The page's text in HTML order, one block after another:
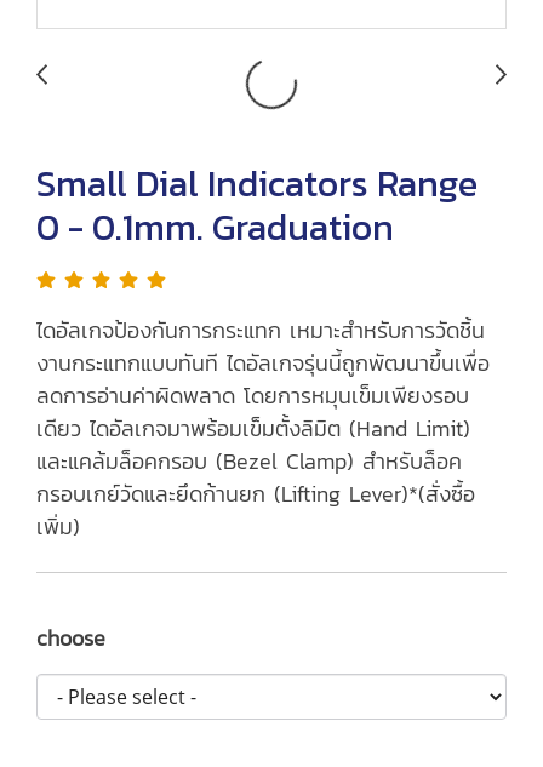
Small Dial Indicators Range
0 - 0.1mm. Graduation
ไดอัลเกจป้องกันการกระแทก เหมาะสำหรับการวัดชิ้น
งานกระแทกแบบทันที ไดอัลเกจรุ่นนี้ถูกพัฒนาขึ้นเพื่อ
ลดการอ่านค่าผิดพลาด โดยการหมุนเข็มเพียงรอบ
เดียว ไดอัลเกจมาพร้อมเข็มตั้งลิมิต (Hand Limit)
และแคล้มล็อคกรอบ (Bezel Clamp) สำหรับล็อค
กรอบเกย์วัดและยึดก้านยก (Lifting Lever)*(สั่งซื้อ
เพิ่ม)
choose